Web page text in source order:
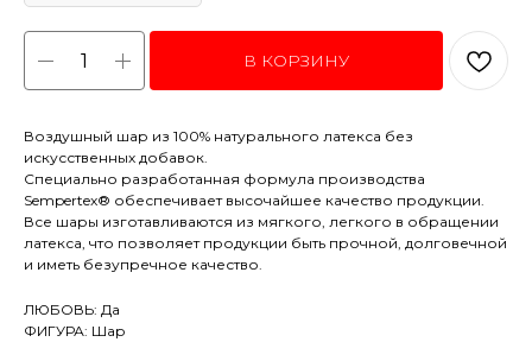
В КОРЗИНУ
Воздушный шар из 100% натурального латекса без
искусственных добавок.
Специально разработанная формула производства
Sempertex® обеспечивает высочайшее качество продукции.
Все шары изготавливаются из мягкого, легкого в обращении
латекса, что позволяет продукции быть прочной, долговечной
и иметь безупречное качество.
ЛЮБОВЬ: Да
ФИГУРА: Шар